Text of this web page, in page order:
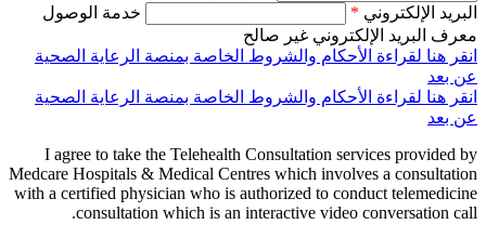
البريد الإلكتروني *
خدمة الوصول
معرف البريد الإلكتروني غير صالح
انقر هنا لقراءة الأحكام والشروط الخاصة بمنصة الرعاية الصحية
عن بعد
انقر هنا لقراءة الأحكام والشروط الخاصة بمنصة الرعاية الصحية
عن بعد
I agree to take the Telehealth Consultation services provided by
Medcare Hospitals & Medical Centres which involves a consultation
with a certified physician who is authorized to conduct telemedicine
consultation which is an interactive video conversation call.